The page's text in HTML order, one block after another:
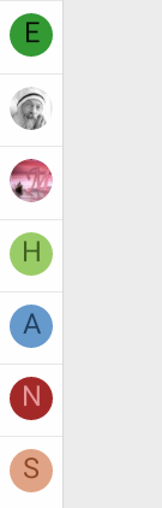
E
H
A
N
S